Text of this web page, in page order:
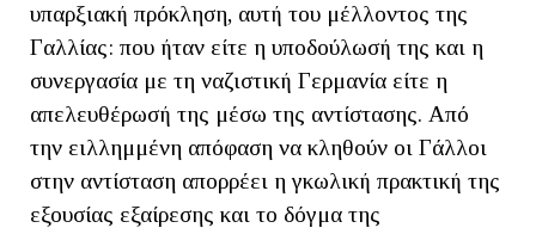
υπαρξιακή πρόκληση, αυτή του μέλλοντος της
Γαλλίας: που ήταν είτε η υποδούλωσή της και η
συνεργασία με τη ναζιστική Γερμανία είτε η
απελευθέρωσή της μέσω της αντίστασης. Από
την ειλλημμένη απόφαση να κληθούν οι Γάλλοι
στην αντίσταση απορρέει η γκωλική πρακτική της
εξουσίας εξαίρεσης και το δόγμα της